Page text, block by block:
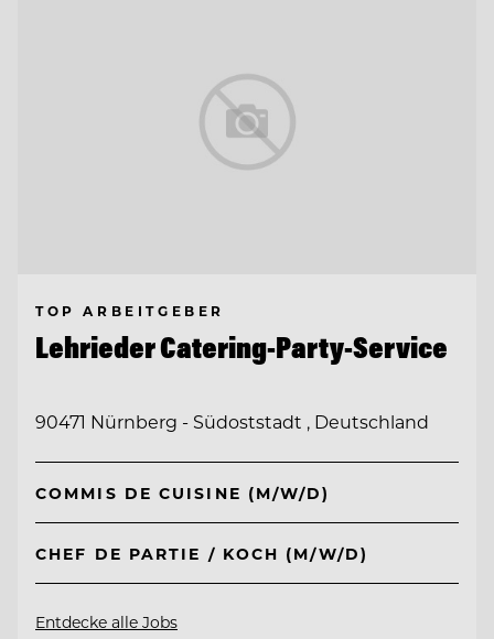
TOP ARBEITGEBER
Lehrieder Catering-Party-Service
90471 Nürnberg - Südoststadt , Deutschland
COMMIS DE CUISINE (M/W/D)
CHEF DE PARTIE / KOCH (M/W/D)
Entdecke alle Jobs